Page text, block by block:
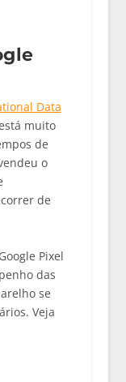
Data
muito
de
o
de
Pixel
das
se
Veja